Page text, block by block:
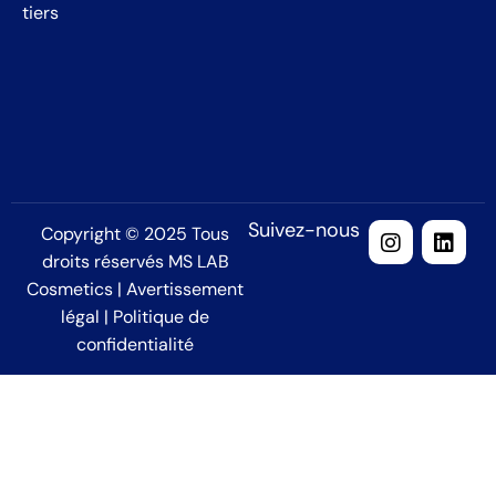
tiers
Copyright © 2025 Tous
droits réservés MS LAB
Cosmetics | Avertissement
légal | Politique de
confidentialité
Suivez-nous